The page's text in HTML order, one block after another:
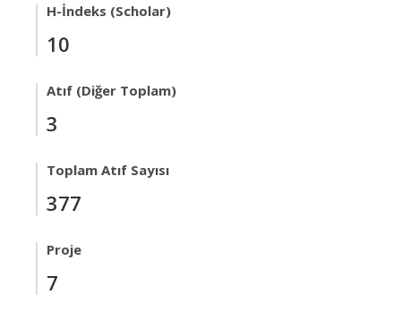
H-İndeks (Scholar)
10
Atıf (Diğer Toplam)
3
Toplam Atıf Sayısı
377
Proje
7